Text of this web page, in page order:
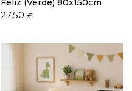
27,50 €